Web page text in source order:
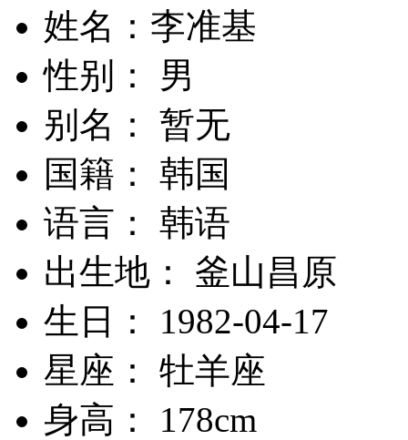
姓名：李准基
性别： 男
别名： 暂无
国籍： 韩国
语言： 韩语
出生地： 釜山昌原
生日： 1982-04-17
星座： 牡羊座
身高： 178cm